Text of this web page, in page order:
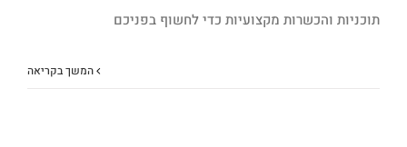
תוכניות והכשרות מקצועיות כדי לחשוף בפניכם
המשך בקריאה